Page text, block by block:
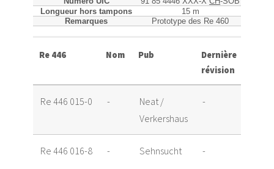
Longueur hors tampons
15 m
Remarques
Prototype des Re 460
Re 446 Nom Pub
Dernière
révision
Re 446 015-0 -
Neat /
Verkershaus
-
Re 446 016-8 - Sehnsucht -